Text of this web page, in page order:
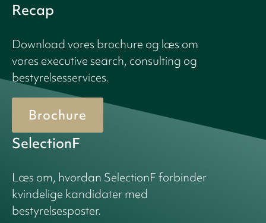
Recap
Download vores brochure og læs om
vores executive search, consulting og
bestyrelsesservices.
Brochure
SelectionF
Læs om, hvordan SelectionF forbinder
kvindelige kandidater med
bestyrelsesposter.